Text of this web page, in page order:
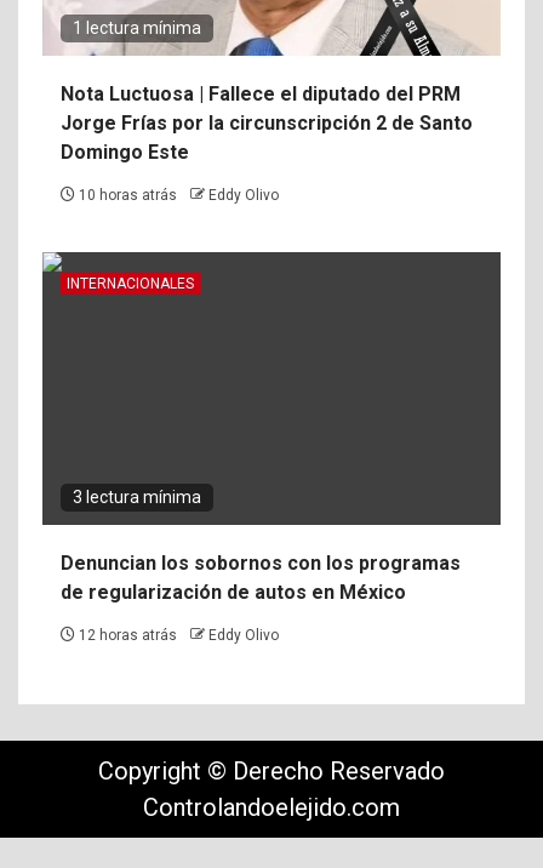
1 lectura mínima
Nota Luctuosa | Fallece el diputado del PRM
Jorge Frías por la circunscripción 2 de Santo
Domingo Este
10 horas atrás Eddy Olivo
INTERNACIONALES
3 lectura mínima
Denuncian los sobornos con los programas
de regularización de autos en México
12 horas atrás Eddy Olivo
Copyright © Derecho Reservado
Controlandoelejido.com